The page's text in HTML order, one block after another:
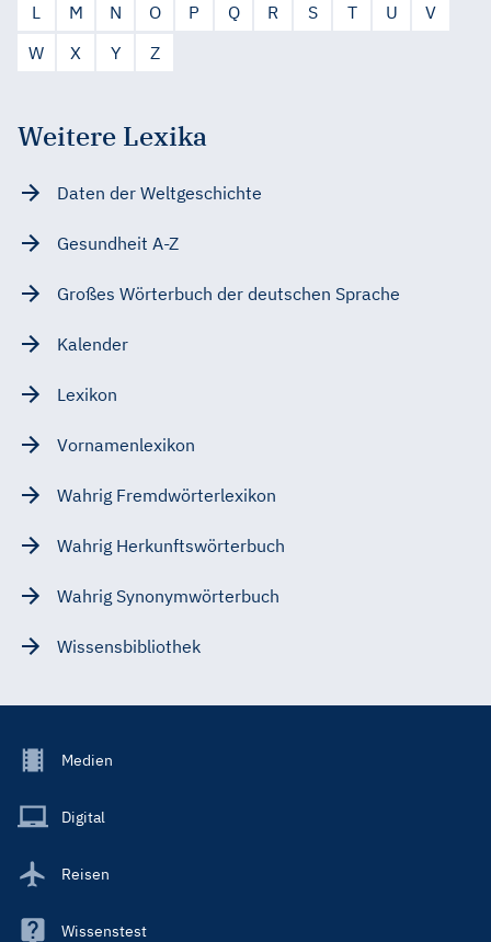
L
M N O P Q R S T U
V
W
X Y Z
Weitere Lexika
Daten der Weltgeschichte
Gesundheit A-Z
Großes Wörterbuch der deutschen Sprache
Kalender
Lexikon
Vornamenlexikon
Wahrig Fremdwörterlexikon
Wahrig Herkunftswörterbuch
Wahrig Synonymwörterbuch
Wissensbibliothek
Footer
Main
Medien
Digital
Reisen
Wissenstest